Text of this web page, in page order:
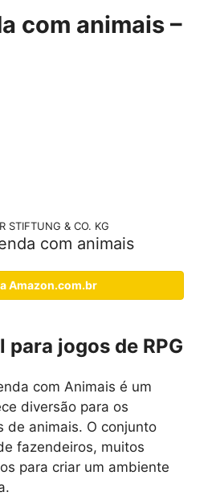
com animais –
STIFTUNG & CO. KG
com animais
Amazon.com.br
para jogos de RPG
com Animais é um
diversão para os
de animais. O conjunto
fazendeiros, muitos
para criar um ambiente